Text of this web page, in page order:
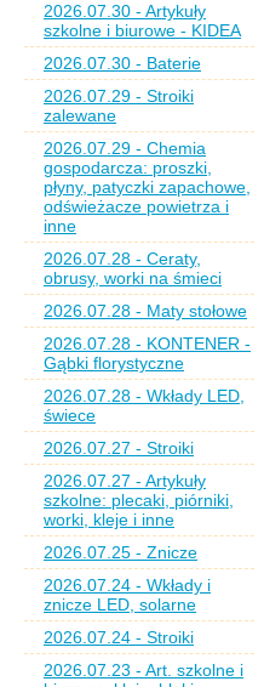
2026.07.30 - Artykuły
szkolne i biurowe - KIDEA
2026.07.30 - Baterie
2026.07.29 - Stroiki
zalewane
2026.07.29 - Chemia
gospodarcza: proszki,
płyny, patyczki zapachowe,
odświeżacze powietrza i
inne
2026.07.28 - Ceraty,
obrusy, worki na śmieci
2026.07.28 - Maty stołowe
2026.07.28 - KONTENER -
Gąbki florystyczne
2026.07.28 - Wkłady LED,
świece
2026.07.27 - Stroiki
2026.07.27 - Artykuły
szkolne: plecaki, piórniki,
worki, kleje i inne
2026.07.25 - Znicze
2026.07.24 - Wkłady i
znicze LED, solarne
2026.07.24 - Stroiki
2026.07.23 - Art. szkolne i